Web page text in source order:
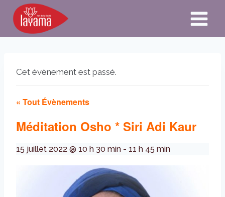
Aller
contenu
Cet évènement est passé.
« Tout Évènements
Méditation Osho * Siri Adi Kaur
15 juillet 2022 @ 10 h 30 min - 11 h 45 min